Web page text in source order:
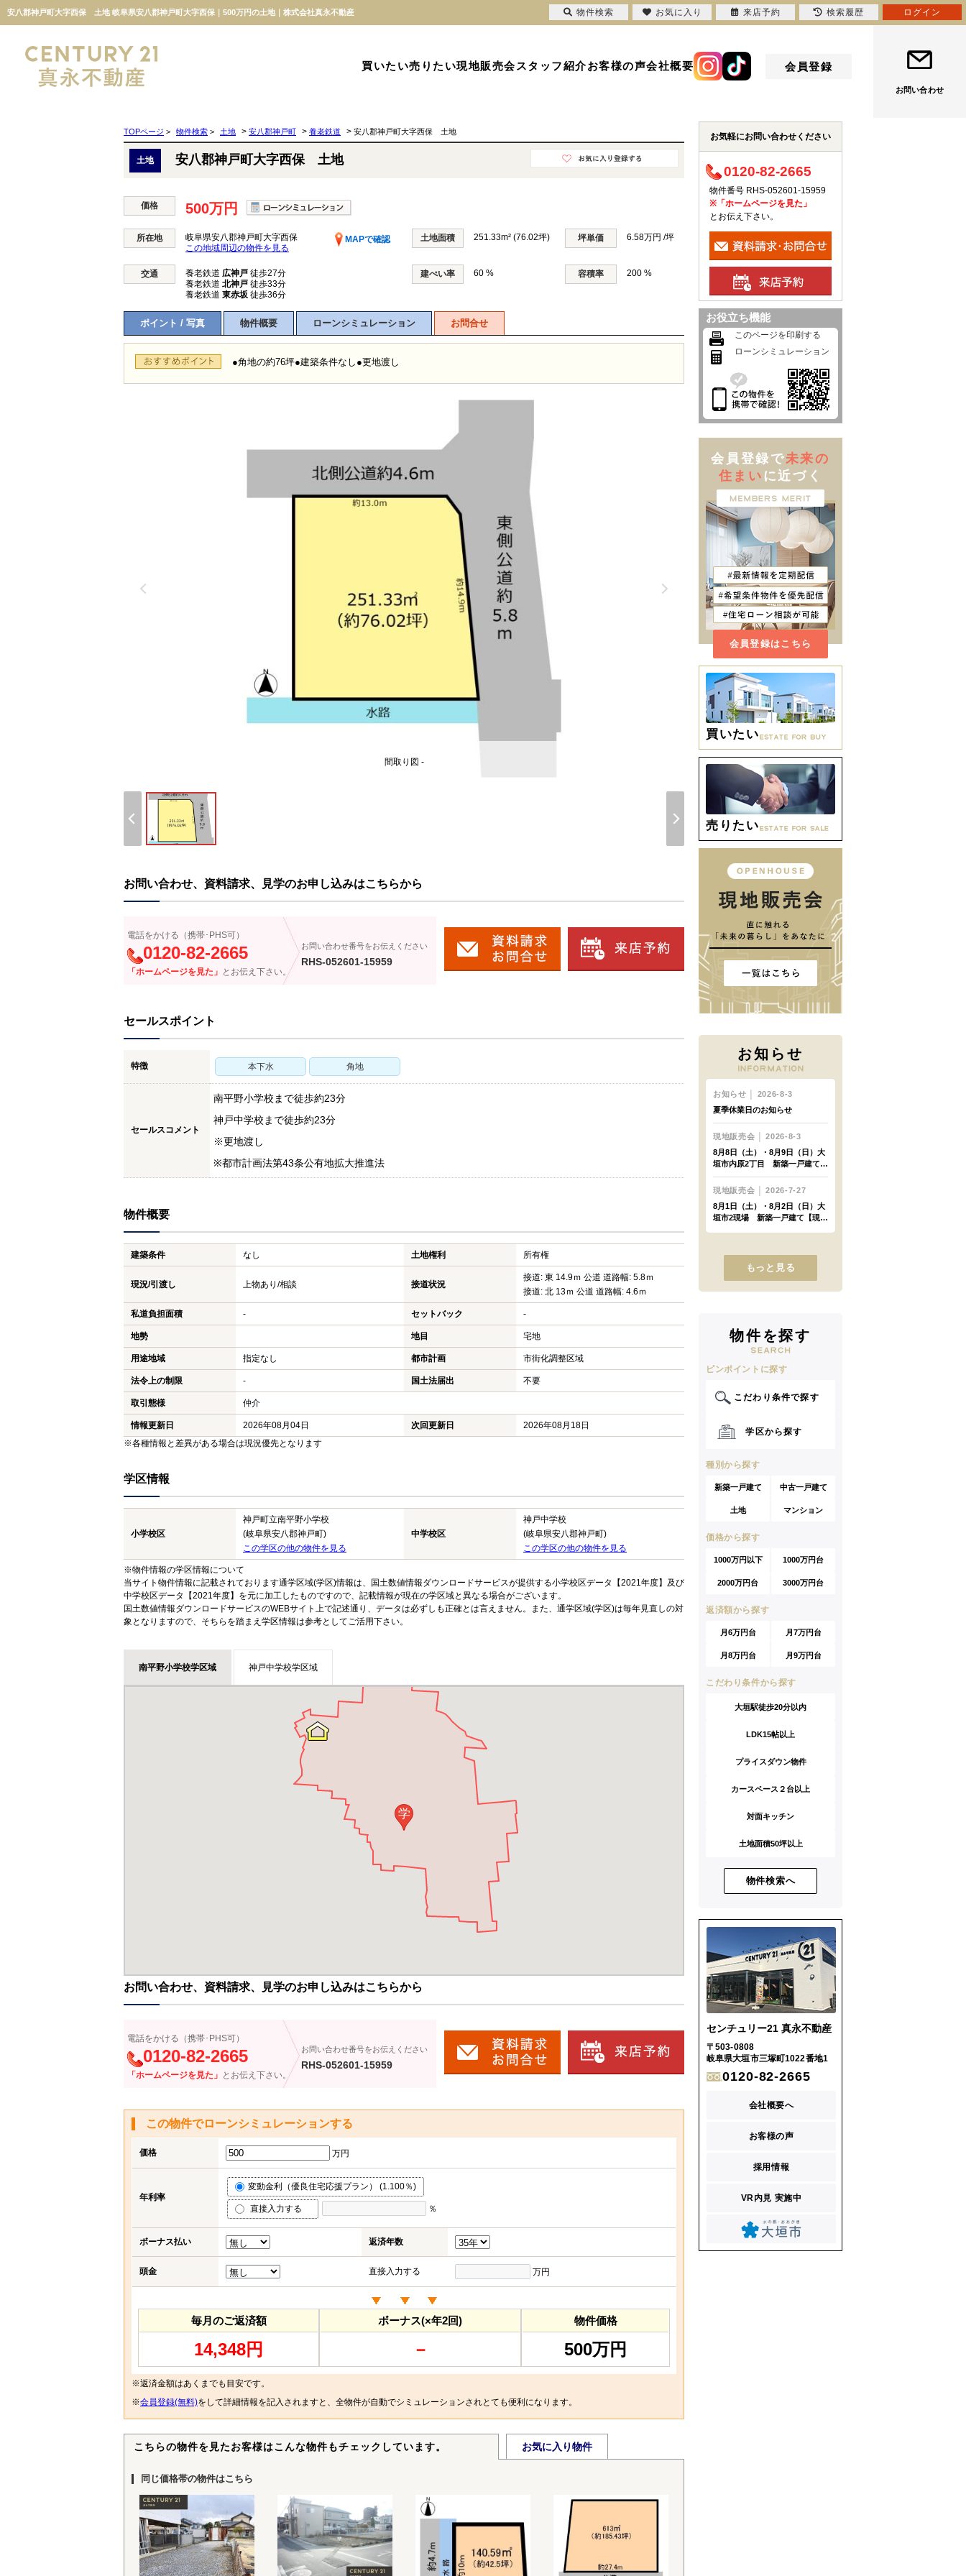
安八郡神戸町大字西保 土地 岐阜県安八郡神戸町大字西保｜500万円の土地｜株式会社真永不動産
買いたい売りたい現地販売会スタッフ紹介お客様の声会社概要 会員登録
お問い合わせ
TOPページ > 物件検索 > 土地 > 安八郡神戸町 > 養老鉄道 > 安八郡神戸町大字西保 土地
土地 安八郡神戸町大字西保 土地
価格 500万円
所在地 岐阜県安八郡神戸町大字西保
MAPで確認
この地域周辺の物件を見る
土地面積 251.33m² (76.02坪) 坪単価 6.58万円 /坪
交通 養老鉄道 広神戸 徒歩27分
養老鉄道 北神戸 徒歩33分
養老鉄道 東赤坂 徒歩36分
建ぺい率 60 % 容積率 200 %
ポイント / 写真 物件概要 ローンシミュレーション お問合せ
●角地の約76坪●建築条件なし●更地渡し
間取り図 -
お問い合わせ、資料請求、見学のお申し込みはこちらから
電話をかける（携帯･PHS可）
0120-82-2665
「ホームページを見た」 とお伝え下さい。
お問い合わせ番号をお伝えください
RHS-052601-15959
セールスポイント
特徴 本下水 角地
セールスコメント
南平野小学校まで徒歩約23分
神戸中学校まで徒歩約23分
※更地渡し
※都市計画法第43条公有地拡大推進法
物件概要
建築条件 なし 土地権利 所有権
現況/引渡し 上物あり/相談 接道状況
接道: 東 14.9ｍ 公道 道路幅: 5.8ｍ
接道: 北 13ｍ 公道 道路幅: 4.6ｍ
私道負担面積 - セットバック -
地勢 地目 宅地
用途地域 指定なし 都市計画 市街化調整区域
法令上の制限 - 国土法届出 不要
取引態様 仲介
情報更新日 2026年08月04日 次回更新日
2026年08月18日
※各種情報と差異がある場合は現況優先となります
学区情報
小学校区
神戸町立南平野小学校
(岐阜県安八郡神戸町)
この学区の他の物件を見る
中学校区
神戸中学校
(岐阜県安八郡神戸町)
この学区の他の物件を見る
※物件情報の学区情報について
当サイト物件情報に記載されております通学区域(学区)情報は、国土数値情報ダウンロードサービスが提供する小学校区データ【2021年度】及び
中学校区データ【2021年度】を元に加工したものですので、記載情報が現在の学区域と異なる場合がございます。
国土数値情報ダウンロードサービスのWEBサイト上で記述通り、データは必ずしも正確とは言えません。また、通学区域(学区)は毎年見直しの対
象となりますので、そちらを踏まえ学区情報は参考としてご活用下さい。
南平野小学校学区域 神戸中学校学区域
学
お問い合わせ、資料請求、見学のお申し込みはこちらから
電話をかける（携帯･PHS可）
0120-82-2665
「ホームページを見た」 とお伝え下さい。
お問い合わせ番号をお伝えください
RHS-052601-15959
この物件でローンシミュレーションする
価格 万円
年利率
変動金利（優良住宅応援プラン） (1.100％)
直接入力する ％
ボーナス払い 返済年数
頭金 直接入力する 万円
毎月のご返済額
14,348円
ボーナス(×年2回)
－
物件価格
500万円
※返済金額はあくまでも目安です。
※会員登録(無料)をして詳細情報を記入されますと、全物件が自動でシミュレーションされとても便利になります。
こちらの物件を見たお客様はこんな物件もチェックしています。 お気に入り物件
同じ価格帯の物件はこちら
お気軽にお問い合わせください
0120-82-2665
物件番号 RHS-052601-15959
※「ホームページを見た」
とお伝え下さい。
お役立ち機能
このページを印刷する
ローンシミュレーション
会員登録で未来の
住まい に近づく
会員登録はこちら
買いたい
売りたい
お知らせ
もっと見る
物件を探す
ピンポイントに探す
こだわり条件で探す
学区から探す
種別から探す
新築一戸建て 中古一戸建て
土地 マンション
価格から探す
1000万円以下 1000万円台
2000万円台 3000万円台
返済額から探す
月6万円台 月7万円台
月8万円台 月9万円台
こだわり条件から探す
大垣駅徒歩20分以内
LDK15帖以上
プライスダウン物件
カースペース２台以上
対面キッチン
土地面積50坪以上
物件検索へ
センチュリー21 真永不動産
〒503-0808
岐阜県大垣市三塚町1022番地1
0120-82-2665
会社概要へ
お客様の声
採用情報
VR内見 実施中
物件検索 お気に入り 来店予約 検索履歴 ログイン